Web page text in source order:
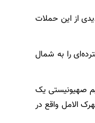
از این حملات
را به شمال
صهیونیستی یک
الامل واقع در